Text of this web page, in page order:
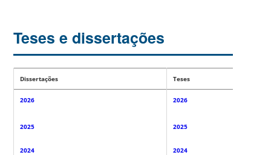
Teses e dissertações
Dissertações Teses
2026
2025
2024
2026
2025
2024